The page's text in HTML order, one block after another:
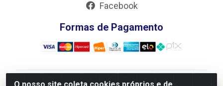
Facebook
Formas de Pagamento